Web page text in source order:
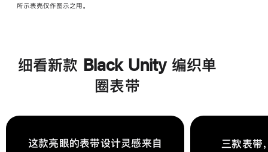
所示表壳仅作图示之用。
细看新款 Black Unity 编织单
圈表带
这款亮眼的表带设计灵感来自
三款表带